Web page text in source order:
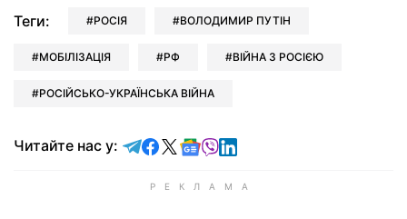
Теги: РОСІЯ ВОЛОДИМИР ПУТІН
МОБІЛІЗАЦІЯ РФ ВІЙНА З РОСІЄЮ
РОСІЙСЬКО-УКРАЇНСЬКА ВІЙНА
Читайте нас у: Читайте у Telegram
Читайте у Facebook
Читайте у X
Читайте у Google news
Читайте у Viber
Читайте у LinkedIn